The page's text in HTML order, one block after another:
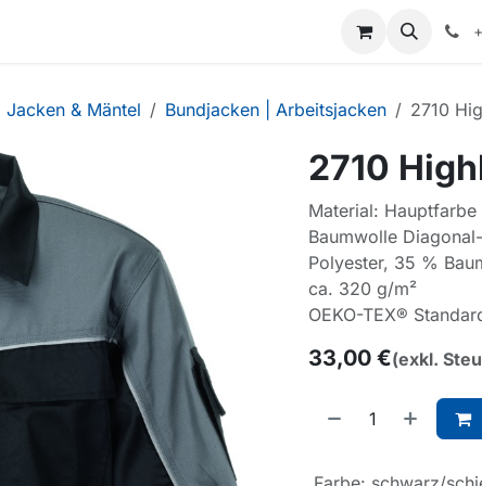
Jacken & Mäntel Bundjacken | Arbeitsjacken 2710
2710
Material:
Baumwolle
Polyester, 35 %
ca. 320 g/m²
OEKO-TEX®
33,00 €(exkl.